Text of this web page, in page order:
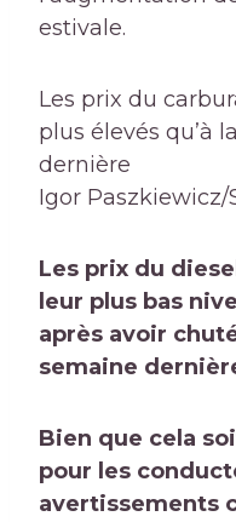
estivale.
Les prix du
plus élevés qu’à
dernière
Igor
Les prix du
leur plus bas
après avoir
semaine
Bien que cela
pour les
avertissements